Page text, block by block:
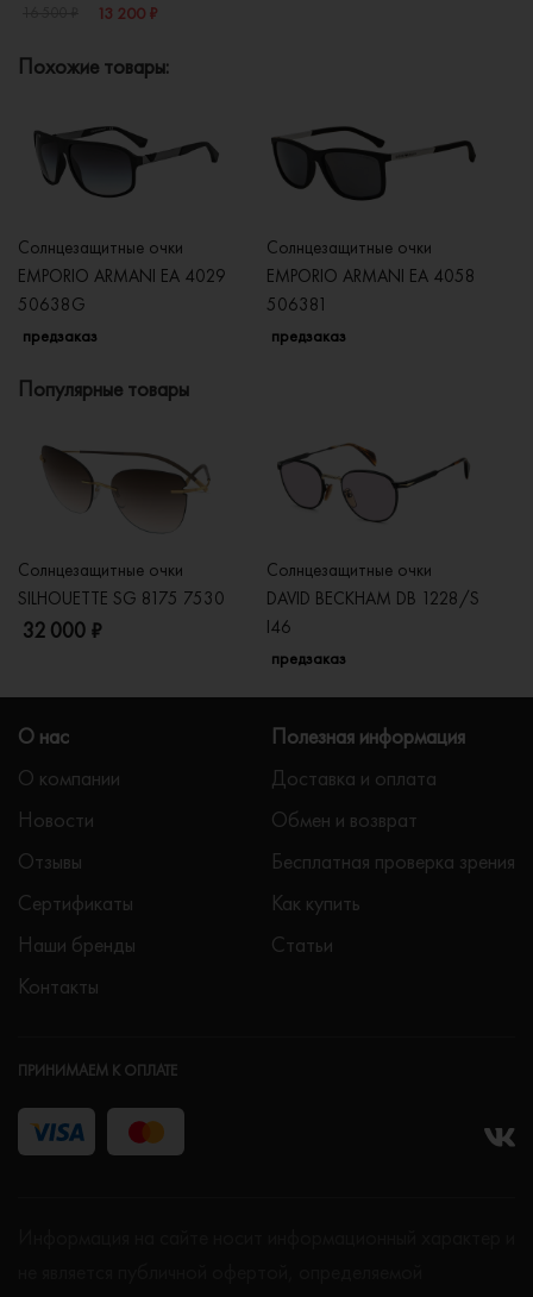
13 200 ₽
Похожие товары:
Солнцезащитные очки
EMPORIO ARMANI EA 4029
50638G
предзаказ
Солнцезащитные очки
EMPORIO ARMANI EA 4058
506381
предзаказ
Популярные товары
Солнцезащитные очки
SILHOUETTE SG 8175 7530
32 000 ₽
Солнцезащитные очки
DAVID BECKHAM DB 1228/S
I46
предзаказ
О нас
О компании
Новости
Отзывы
Сертификаты
Наши бренды
Контакты
Полезная информация
Доставка и оплата
Обмен и возврат
Бесплатная проверка зрения
Как купить
Статьи
ПРИНИМАЕМ К ОПЛАТЕ